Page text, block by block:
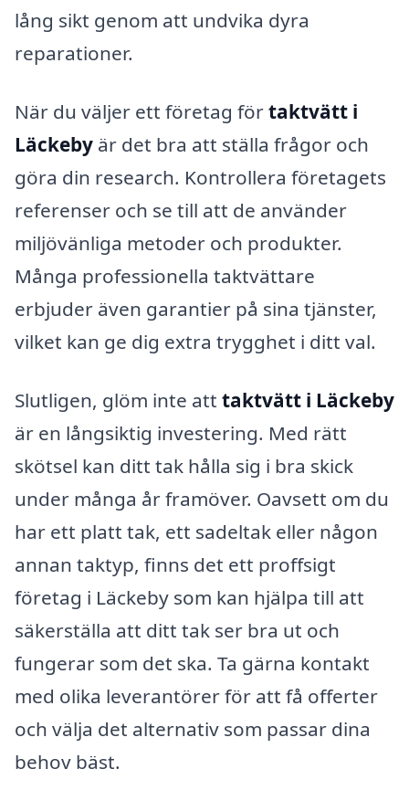
lång sikt genom att undvika dyra
reparationer.
När du väljer ett företag förtaktvätt i
Läckeby är det bra att ställa frågor och
göra din research. Kontrollera företagets
referenser och se till att de använder
miljövänliga metoder och produkter.
Många professionella taktvättare
erbjuder även garantier på sina tjänster,
vilket kan ge dig extra trygghet i ditt val.
Slutligen, glöm inte att taktvätt i Läckeby
är en långsiktig investering. Med rätt
skötsel kan ditt tak hålla sig i bra skick
under många år framöver. Oavsett om du
har ett platt tak, ett sadeltak eller någon
annan taktyp, finns det ett proffsigt
företag i Läckeby som kan hjälpa till att
säkerställa att ditt tak ser bra ut och
fungerar som det ska. Ta gärna kontakt
med olika leverantörer för att få offerter
och välja det alternativ som passar dina
behov bäst.